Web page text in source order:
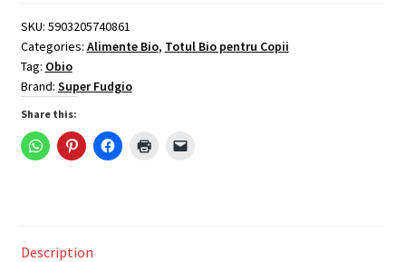
80g,
Super
Fudgio
quantity
SKU: 5903205740861
Categories: Alimente Bio, Totul Bio pentru Copii
Tag: Obio
Brand: Super Fudgio
Share this:
Description